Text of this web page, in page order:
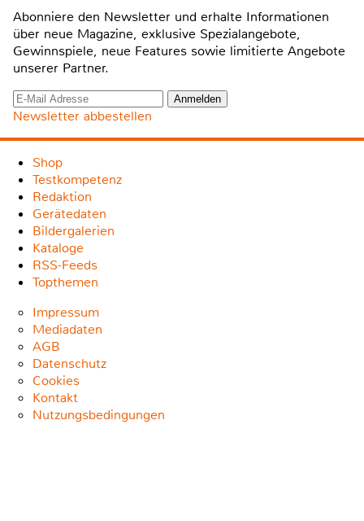
Abonniere den Newsletter und erhalte Informationen
über neue Magazine, exklusive Spezialangebote,
Gewinnspiele, neue Features sowie limitierte Angebote
unserer Partner.
Newsletter abbestellen
Shop
Testkompetenz
Redaktion
Gerätedaten
Bildergalerien
Kataloge
RSS-Feeds
Topthemen
Impressum
Mediadaten
AGB
Datenschutz
Cookies
Kontakt
Nutzungsbedingungen